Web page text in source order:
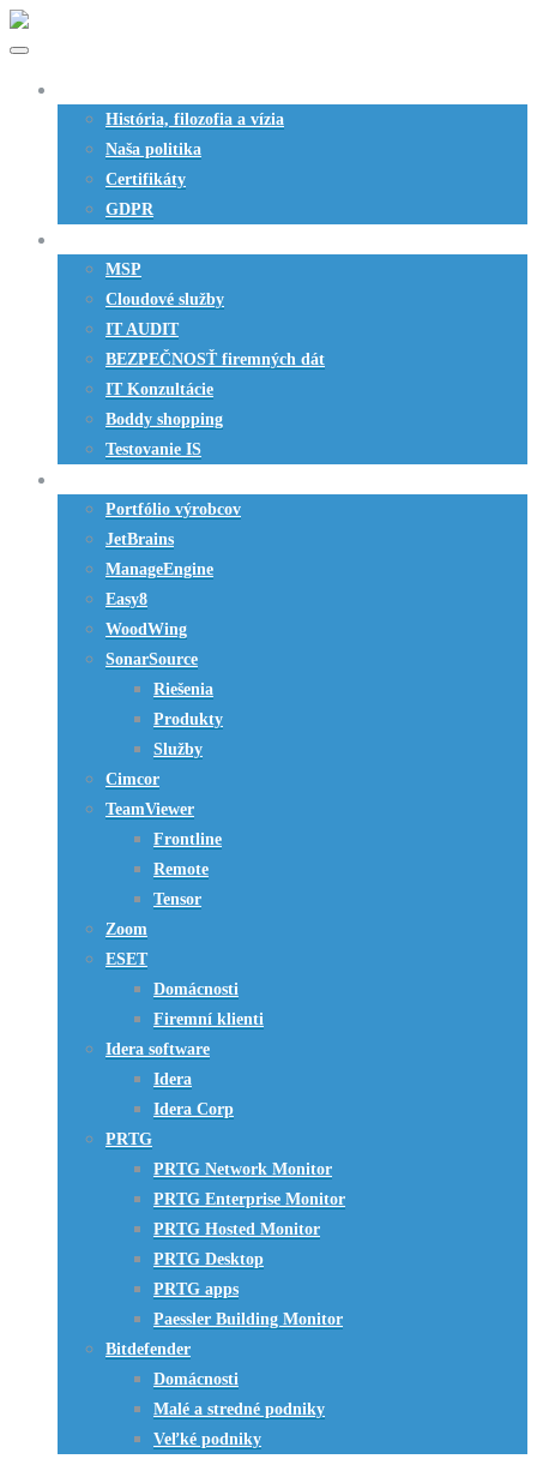
História, filozofia a vízia
Naša politika
Certifikáty
GDPR
MSP
Cloudové služby
IT AUDIT
BEZPEČNOSŤ firemných dát
IT Konzultácie
Boddy shopping
Testovanie IS
Portfólio výrobcov
JetBrains
ManageEngine
Easy8
WoodWing
SonarSource
Riešenia
Produkty
Služby
Cimcor
TeamViewer
Frontline
Remote
Tensor
Zoom
ESET
Domácnosti
Firemní klienti
Idera software
Idera
Idera Corp
PRTG
PRTG Network Monitor
PRTG Enterprise Monitor
PRTG Hosted Monitor
PRTG Desktop
PRTG apps
Paessler Building Monitor
Bitdefender
Domácnosti
Malé a stredné podniky
Veľké podniky